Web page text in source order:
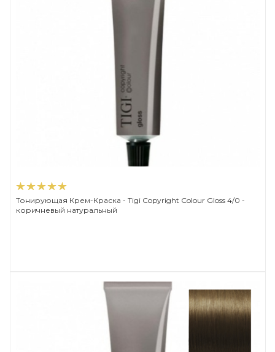
Тонирующая Крем-Краска - Tigi Copyright Сolour Gloss 4/0 -
коричневый натуральный